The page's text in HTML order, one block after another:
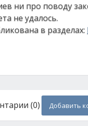
ни про поводу
не удалось.
в разделах:
(0) Добавить